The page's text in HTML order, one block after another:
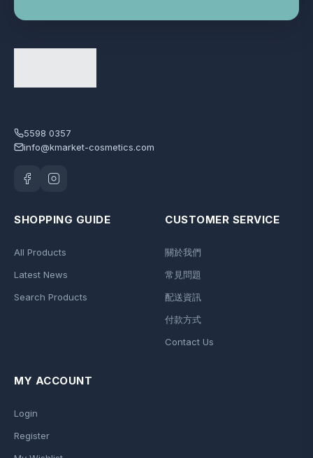
5598 0357
info@kmarket-cosmetics.com
SHOPPING GUIDE
All Products
Latest News
Search Products
CUSTOMER SERVICE
關於我們
常見問題
配送資訊
付款方式
Contact Us
MY ACCOUNT
Login
Register